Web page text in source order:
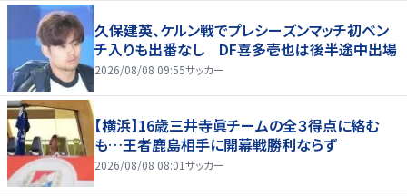
久保建英、ケルン戦でプレシーズンマッチ初ベン
チ入りも出番なし DF喜多壱也は後半途中出場
2026/08/08 09:55サッカー
【横浜】16歳三井寺眞チームの全３得点に絡む
も…王者鹿島相手に開幕戦勝利ならず
2026/08/08 08:01サッカー